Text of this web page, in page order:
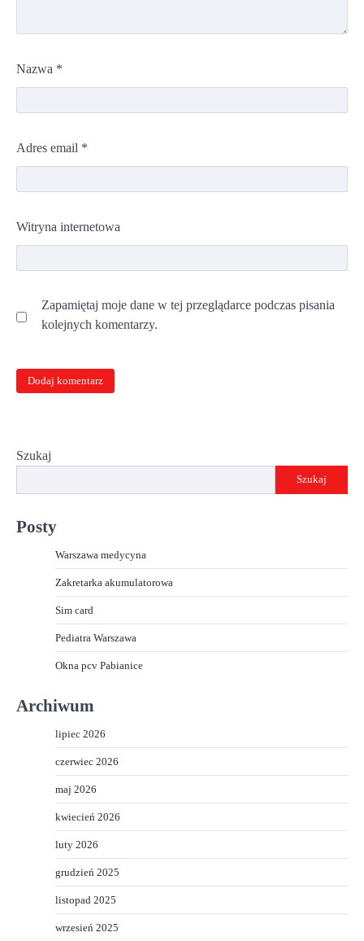
Nazwa *
Adres email *
Witryna internetowa
Zapamiętaj moje dane w tej przeglądarce podczas pisania
kolejnych komentarzy.
Szukaj
Szukaj
Posty
Warszawa medycyna
Zakretarka akumulatorowa
Sim card
Pediatra Warszawa
Okna pcv Pabianice
Archiwum
lipiec 2026
czerwiec 2026
maj 2026
kwiecień 2026
luty 2026
grudzień 2025
listopad 2025
wrzesień 2025